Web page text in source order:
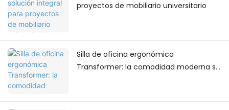
proyectos de mobiliario universitario
Silla de oficina ergonómica
Transformer: la comodidad moderna se